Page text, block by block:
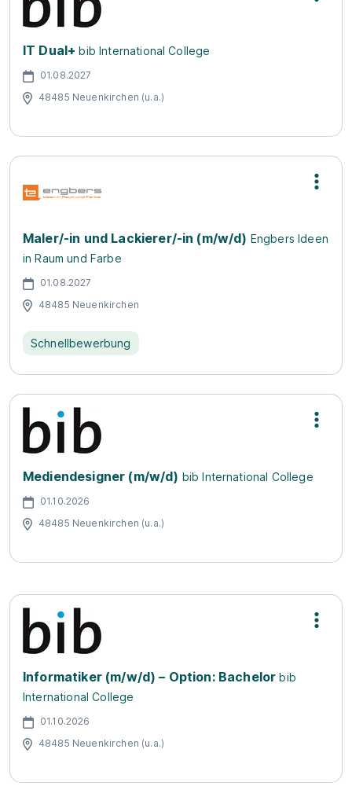
IT Dual+ bib International College
01.08.2027
48485 Neuenkirchen (u.a.)
Maler/-in und Lackierer/-in (m/w/d) Engbers Ideen
in Raum und Farbe
01.08.2027
48485 Neuenkirchen
Schnellbewerbung
Mediendesigner (m/w/d) bib International College
01.10.2026
48485 Neuenkirchen (u.a.)
Informatiker (m/w/d) – Option: Bachelor bib
International College
01.10.2026
48485 Neuenkirchen (u.a.)